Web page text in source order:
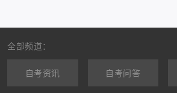
全部频道：
自考资讯 自考问答